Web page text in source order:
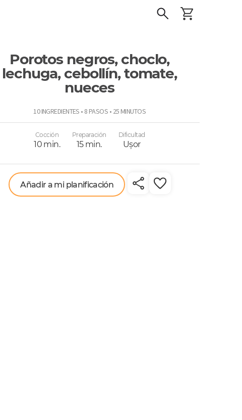
Porotos negros, choclo,
lechuga, cebollín, tomate,
nueces
10 INGREDIENTES • 8 PASOS • 25 MINUTOS
Cocción
10 min.
Preparación
15 min.
Dificultad
Uşor
Añadir a mi planificación